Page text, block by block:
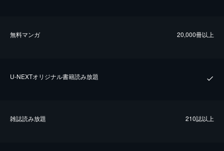
無料マンガ 20,000冊以上
U-NEXTオリジナル書籍読み放題
雑誌読み放題 210誌以上